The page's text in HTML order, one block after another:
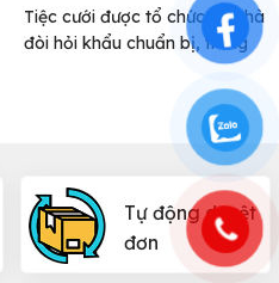
Tiệc cưới được tổ chức tại nhà
đòi hỏi khẩu chuẩn bị, trang
Tự động duyệt
đơn